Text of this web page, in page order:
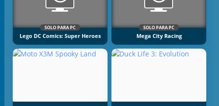
SOLO PARA PC
Lego DC Comics: Super Heroes
SOLO PARA PC
Mega City Racing